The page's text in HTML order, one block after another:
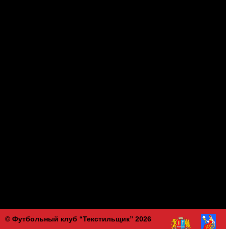
© Футбольный клуб “Текстильщик” 2026